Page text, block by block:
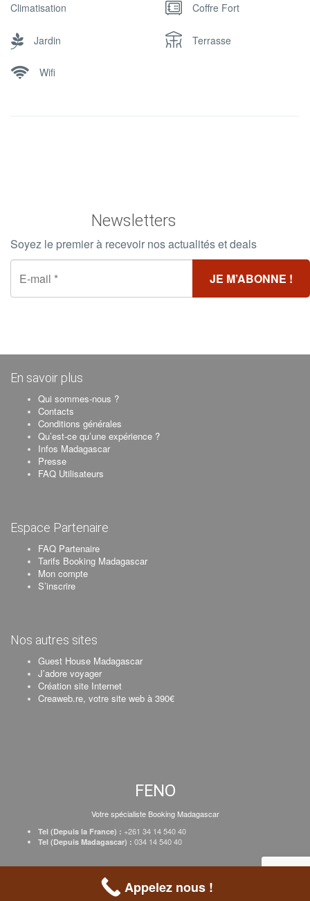
Climatisation Coffre Fort
Jardin Terrasse
Wifi
Newsletters
Soyez le premier à recevoir nos actualités et deals
En savoir plus
Qui sommes-nous ?
Contacts
Conditions générales
Qu’est-ce qu’une expérience ?
Infos Madagascar
Presse
FAQ Utilisateurs
Espace Partenaire
FAQ Partenaire
Tarifs Booking Madagascar
Mon compte
S’inscrire
Nos autres sites
Guest House Madagascar
J’adore voyager
Création site Internet
Creaweb.re, votre site web à 390€
FENO
Votre spécialiste Booking Madagascar
Tel (Depuis la France) : +261 34 14 540 40
Tel (Depuis Madagascar) : 034 14 540 40
Inscrire votre établissement
Appelez nous !